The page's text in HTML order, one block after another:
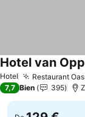
Hotel Restaurant
Hotel van
7,7 Bien 395